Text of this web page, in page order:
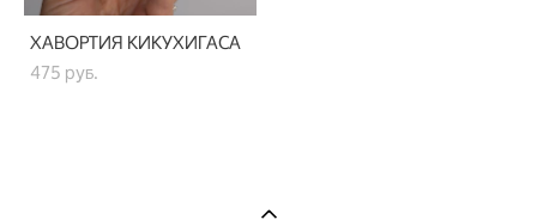
ХАВОРТИЯ КИКУХИГАСА
475 pуб.